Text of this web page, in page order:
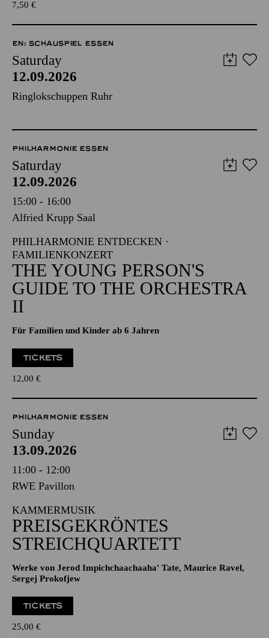
7,50 €
EN: SCHAUSPIEL ESSEN
Saturday
12.09.2026
Ringlokschuppen Ruhr
PHILHARMONIE ESSEN
Saturday
12.09.2026
15:00 - 16:00
Alfried Krupp Saal
PHILHARMONIE ENTDECKEN ·
FAMILIENKONZERT
THE YOUNG PERSON'S
GUIDE TO THE ORCHESTRA
II
Für Familien und Kinder ab 6 Jahren
TICKETS
12,00 €
PHILHARMONIE ESSEN
Sunday
13.09.2026
11:00 - 12:00
RWE Pavillon
KAMMERMUSIK
PREISGEKRÖNTES
STREICHQUARTETT
Werke von Jerod Impichchaachaaha' Tate, Maurice Ravel,
Sergej Prokofjew
TICKETS
25,00 €